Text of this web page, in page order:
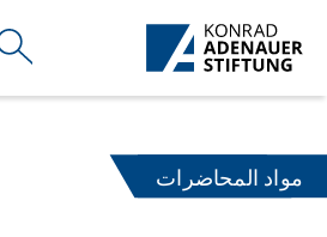
تخطي إلى المحتوى الرئيسي
مواد المحاضرات